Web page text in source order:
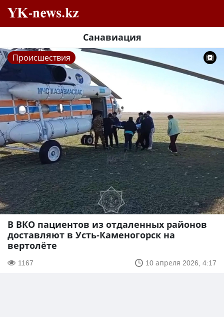
Санавиация
Происшествия
В ВКО пациентов из отдаленных районов
доставляют в Усть-Каменогорск на
вертолёте
1167 10 апреля 2026, 4:17